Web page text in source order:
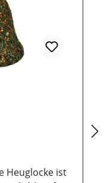
Heuglocke ist